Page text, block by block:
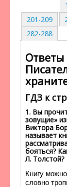
201-209
282-288
Ответы
ГДЗ к
1. Вы
зовущие»
Виктора
называет
бояться?
Л. Толстой?
Книгу
словно